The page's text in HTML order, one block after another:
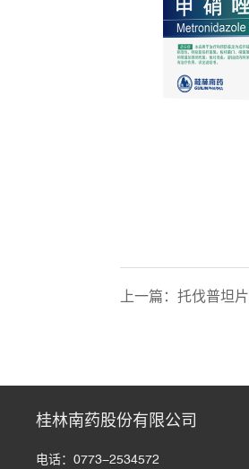
上一篇：托伐普坦片
桂林南药股份有限公司
电话：0773-2534572